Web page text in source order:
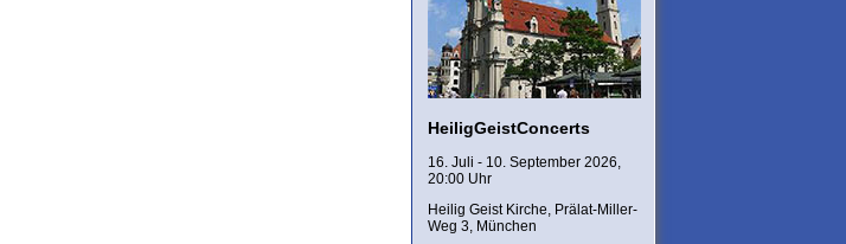
HeiligGeistConcerts
16. Juli - 10. September 2026,
20:00 Uhr
Heilig Geist Kirche, Prälat-Miller-
Weg 3, München